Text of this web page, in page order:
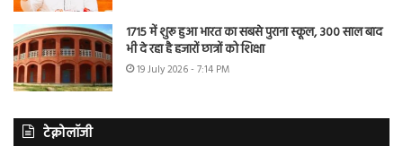
1715 में शुरू हुआ भारत का सबसे पुराना स्कूल, 300 साल बाद
भी दे रहा है हजारों छात्रों को शिक्षा
19 July 2026 - 7:14 PM
टेक्नोलॉजी